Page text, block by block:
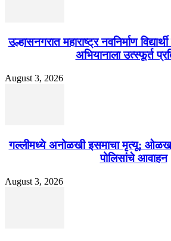
उल्हासनगरात महाराष्ट्र नवनिर्माण
अभियानाला उत्स्फूर्त
August 3, 2026
गल्लीमध्ये अनोळखी इसमाचा मृत्यू; ओळख
पोलिसांचे आवाहन
August 3, 2026